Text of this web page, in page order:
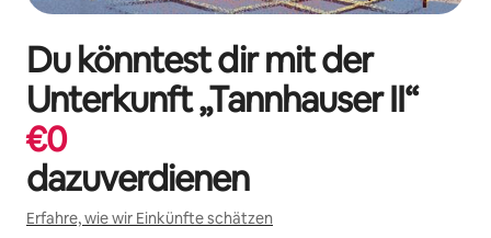
Du könntest dir mit der
Unterkunft „Tannhauser II“
€0
dazuverdienen
Erfahre, wie wir Einkünfte schätzen